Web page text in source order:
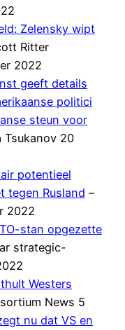
Zelensky wipt
Ritter
2022
geeft details
politici
steun voor
Tsukanov 20
potentieel
tegen Rusland –
2022
stan opgezette
strategic-
Westers
News 5
nu dat VS en